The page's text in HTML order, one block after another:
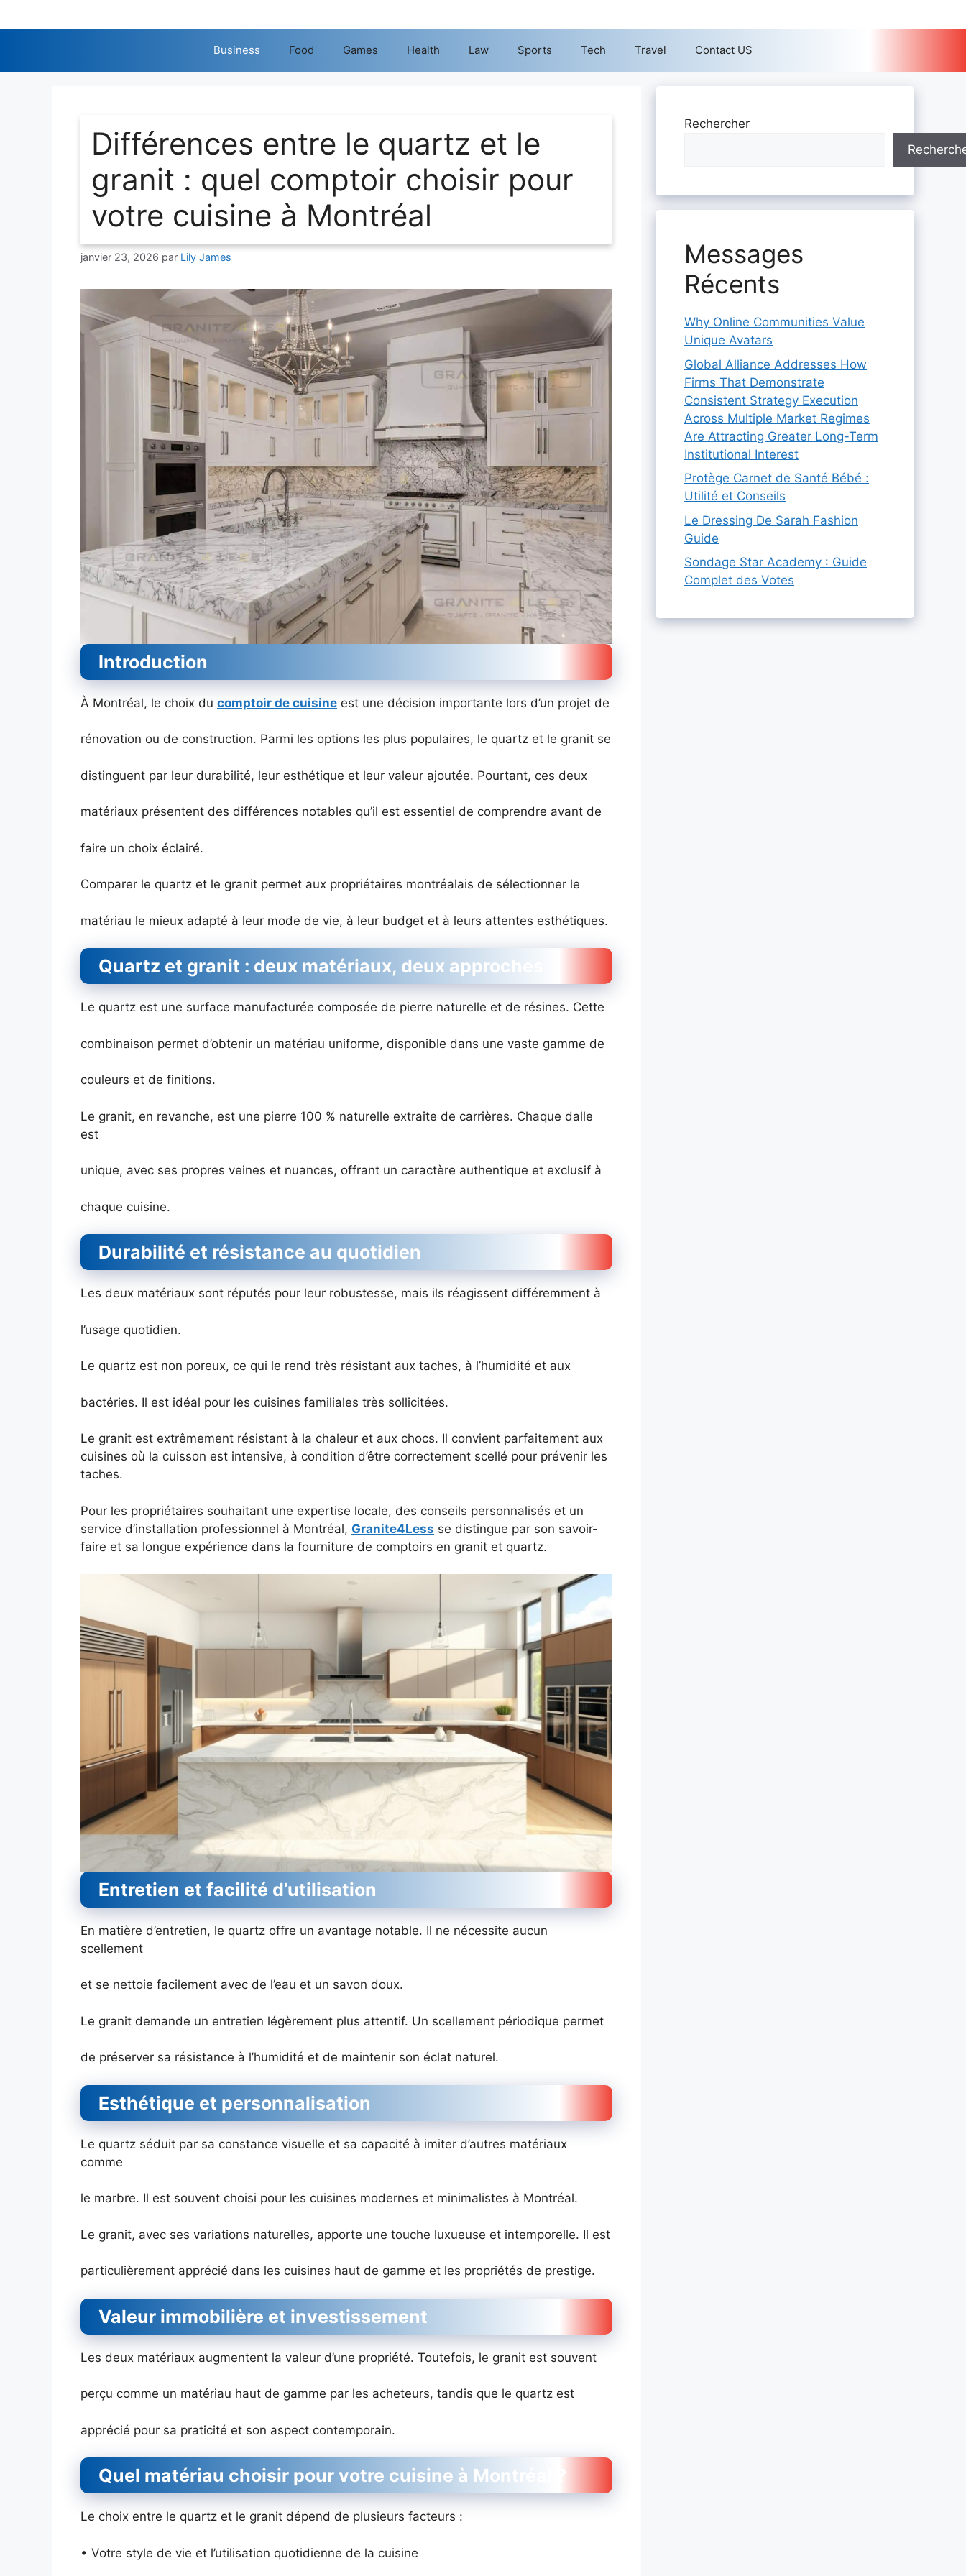
au
Business Food Games Health Law Sports Tech Travel Contact US
Différences entre le quartz et le
granit : quel comptoir choisir pour
votre cuisine à Montréal
janvier 23, 2026 par Lily James
Introduction
À Montréal, le choix du comptoir de cuisine est une décision importante lors d’un projet de
rénovation ou de construction. Parmi les options les plus populaires, le quartz et le granit se
distinguent par leur durabilité, leur esthétique et leur valeur ajoutée. Pourtant, ces deux
matériaux présentent des différences notables qu’il est essentiel de comprendre avant de
faire un choix éclairé.
Comparer le quartz et le granit permet aux propriétaires montréalais de sélectionner le
matériau le mieux adapté à leur mode de vie, à leur budget et à leurs attentes esthétiques.
Quartz et granit : deux matériaux, deux approches
Le quartz est une surface manufacturée composée de pierre naturelle et de résines. Cette
combinaison permet d’obtenir un matériau uniforme, disponible dans une vaste gamme de
couleurs et de finitions.
Le granit, en revanche, est une pierre 100 % naturelle extraite de carrières. Chaque dalle
est
unique, avec ses propres veines et nuances, offrant un caractère authentique et exclusif à
chaque cuisine.
Durabilité et résistance au quotidien
Les deux matériaux sont réputés pour leur robustesse, mais ils réagissent différemment à
l’usage quotidien.
Le quartz est non poreux, ce qui le rend très résistant aux taches, à l’humidité et aux
bactéries. Il est idéal pour les cuisines familiales très sollicitées.
Le granit est extrêmement résistant à la chaleur et aux chocs. Il convient parfaitement aux
cuisines où la cuisson est intensive, à condition d’être correctement scellé pour prévenir les
taches.
Pour les propriétaires souhaitant une expertise locale, des conseils personnalisés et un
service d’installation professionnel à Montréal, Granite4Less se distingue par son savoir-
faire et sa longue expérience dans la fourniture de comptoirs en granit et quartz.
Entretien et facilité d’utilisation
En matière d’entretien, le quartz offre un avantage notable. Il ne nécessite aucun
scellement
et se nettoie facilement avec de l’eau et un savon doux.
Le granit demande un entretien légèrement plus attentif. Un scellement périodique permet
de préserver sa résistance à l’humidité et de maintenir son éclat naturel.
Esthétique et personnalisation
Le quartz séduit par sa constance visuelle et sa capacité à imiter d’autres matériaux
comme
le marbre. Il est souvent choisi pour les cuisines modernes et minimalistes à Montréal.
Le granit, avec ses variations naturelles, apporte une touche luxueuse et intemporelle. Il est
particulièrement apprécié dans les cuisines haut de gamme et les propriétés de prestige.
Valeur immobilière et investissement
Les deux matériaux augmentent la valeur d’une propriété. Toutefois, le granit est souvent
perçu comme un matériau haut de gamme par les acheteurs, tandis que le quartz est
apprécié pour sa praticité et son aspect contemporain.
Quel matériau choisir pour votre cuisine à Montréal ?
Le choix entre le quartz et le granit dépend de plusieurs facteurs :
• Votre style de vie et l’utilisation quotidienne de la cuisine
Rechercher
Messages
Récents
Why Online Communities Value
Unique Avatars
Global Alliance Addresses How
Firms That Demonstrate
Consistent Strategy Execution
Across Multiple Market Regimes
Are Attracting Greater Long-Term
Institutional Interest
Protège Carnet de Santé Bébé :
Utilité et Conseils
Le Dressing De Sarah Fashion
Guide
Sondage Star Academy : Guide
Complet des Votes